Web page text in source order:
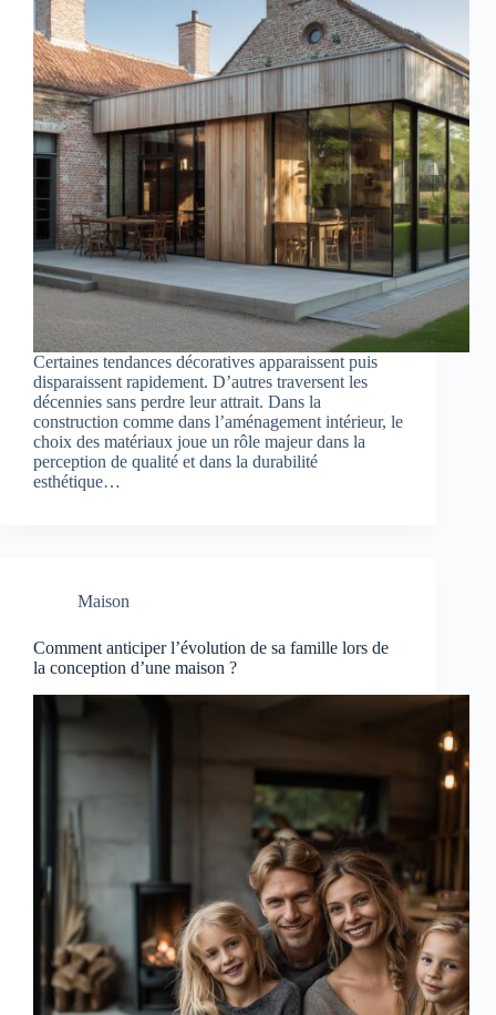
Certaines tendances décoratives apparaissent puis
disparaissent rapidement. D’autres traversent les
décennies sans perdre leur attrait. Dans la
construction comme dans l’aménagement intérieur, le
choix des matériaux joue un rôle majeur dans la
perception de qualité et dans la durabilité
esthétique…
Maison
Comment anticiper l’évolution de sa famille lors de
la conception d’une maison ?